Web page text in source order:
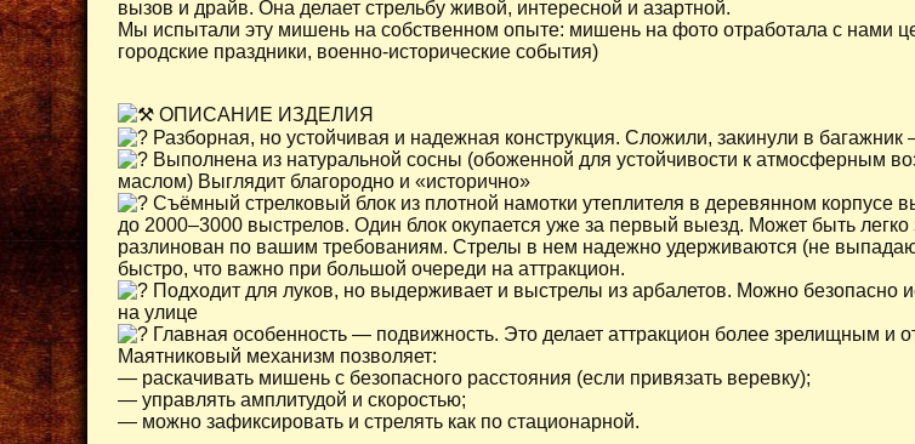
вызов и драйв. Она делает стрельбу живой, интересной и азартной.
Мы испытали эту мишень на собственном опыте: мишень на фото отработала с нами
городские праздники, военно-исторические события)
ОПИСАНИЕ ИЗДЕЛИЯ
Разборная, но устойчивая и надежная конструкция. Сложили, закинули в багажник
Выполнена из натуральной сосны (обоженной для устойчивости к атмосферным
маслом) Выглядит благородно и «исторично»
Съёмный стрелковый блок из плотной намотки утеплителя в деревянном корпусе
до 2000–3000 выстрелов. Один блок окупается уже за первый выезд. Может быть
разлинован по вашим требованиям. Стрелы в нем надежно удерживаются (не
быстро, что важно при большой очереди на аттракцион.
Подходит для луков, но выдерживает и выстрелы из арбалетов. Можно безопасно
на улице
Главная особенность — подвижность. Это делает аттракцион более зрелищным и
Маятниковый механизм позволяет:
— раскачивать мишень с безопасного расстояния (если привязать веревку);
— управлять амплитудой и скоростью;
— можно зафиксировать и стрелять как по стационарной.